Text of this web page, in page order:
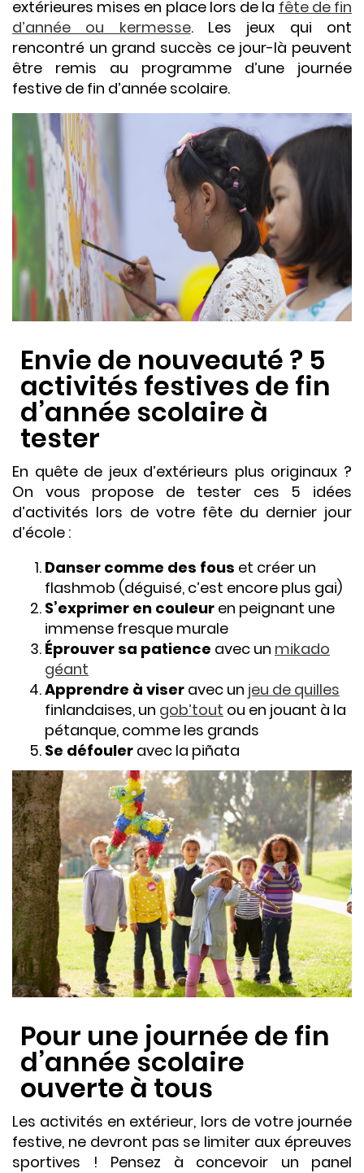
extérieures mises en place lors de la fête de fin
d’année ou kermesse. Les jeux qui ont
rencontré un grand succès ce jour-là peuvent
être remis au programme d’une journée
festive de fin d’année scolaire.
Envie de nouveauté ? 5
activités festives de fin
d’année scolaire à
tester
En quête de jeux d’extérieurs plus originaux ?
On vous propose de tester ces 5 idées
d’activités lors de votre fête du dernier jour
d’école :
Danser comme des fous et créer un
flashmob (déguisé, c’est encore plus gai)
S’exprimer en couleur en peignant une
immense fresque murale
Éprouver sa patience avec un mikado
géant
Apprendre à viser avec un jeu de quilles
finlandaises, un gob’tout ou en jouant à la
pétanque, comme les grands
Se défouler avec la piñata
Pour une journée de fin
d’année scolaire
ouverte à tous
Les activités en extérieur, lors de votre journée
festive, ne devront pas se limiter aux épreuves
sportives ! Pensez à concevoir un panel